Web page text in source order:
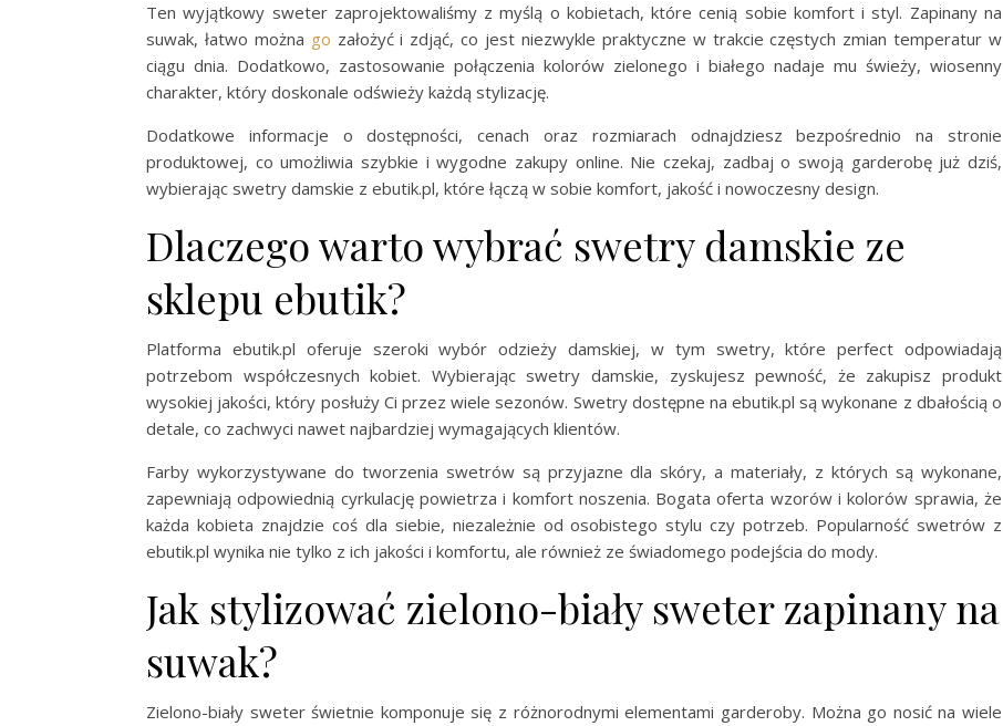
Ten wyjątkowy sweter zaprojektowaliśmy z myślą o kobietach, które cenią sobie komfort i styl. Zapinany na
suwak, łatwo można go założyć i zdjąć, co jest niezwykle praktyczne w trakcie częstych zmian temperatur w
ciągu dnia. Dodatkowo, zastosowanie połączenia kolorów zielonego i białego nadaje mu świeży, wiosenny
charakter, który doskonale odświeży każdą stylizację.
Dodatkowe informacje o dostępności, cenach oraz rozmiarach odnajdziesz bezpośrednio na stronie
produktowej, co umożliwia szybkie i wygodne zakupy online. Nie czekaj, zadbaj o swoją garderobę już dziś,
wybierając swetry damskie z ebutik.pl, które łączą w sobie komfort, jakość i nowoczesny design.
Dlaczego warto wybrać swetry damskie ze
sklepu ebutik?
Platforma ebutik.pl oferuje szeroki wybór odzieży damskiej, w tym swetry, które perfect odpowiadają
potrzebom współczesnych kobiet. Wybierając swetry damskie, zyskujesz pewność, że zakupisz produkt
wysokiej jakości, który posłuży Ci przez wiele sezonów. Swetry dostępne na ebutik.pl są wykonane z dbałością o
detale, co zachwyci nawet najbardziej wymagających klientów.
Farby wykorzystywane do tworzenia swetrów są przyjazne dla skóry, a materiały, z których są wykonane,
zapewniają odpowiednią cyrkulację powietrza i komfort noszenia. Bogata oferta wzorów i kolorów sprawia, że
każda kobieta znajdzie coś dla siebie, niezależnie od osobistego stylu czy potrzeb. Popularność swetrów z
ebutik.pl wynika nie tylko z ich jakości i komfortu, ale również ze świadomego podejścia do mody.
Jak stylizować zielono-biały sweter zapinany na
suwak?
Zielono-biały sweter świetnie komponuje się z różnorodnymi elementami garderoby. Można go nosić na wiele